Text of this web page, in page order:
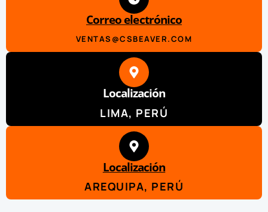
Correo electrónico
VENTAS@CSBEAVER.COM
Localización
LIMA, PERÚ
Localización
AREQUIPA, PERÚ